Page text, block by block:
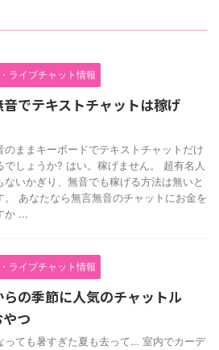
ライブチャット情報
でテキストチャットは稼げ
のままキーボードでテキストチャットだけ
でしょうか? はい。稼げません。 超有名人
ないかぎり、無音でも稼げる方法は無いと
。 あなたなら無言無音のチャットにお金を
か ...
ライブチャット情報
らの季節に人気のチャットル
つ
っても暑すぎた夏も去って… 室内でカーデ